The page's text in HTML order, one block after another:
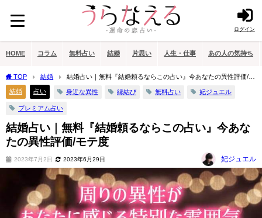
ログイン
HOME コラム 無料占い 結婚 片思い 人生・仕事 あの人の気持ち
TOP 結婚
結婚占い｜無料『結婚頼るならこの占い』今あなたの異性評価/モ
テ度
結婚 占い 身近な異性 縁結び 無料占い 妃ジュエル
プレミアム占い
結婚占い｜無料『結婚頼るならこの占い』今あな
たの異性評価/モテ度
2023年7月2日 2023年6月29日 妃ジュエル